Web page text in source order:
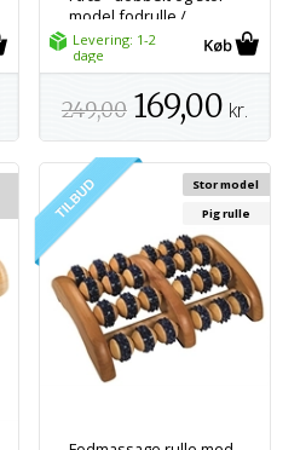
model fodrulle /
Fodmassage rulle - Fra
Croll & Denecke
Levering: 1-2
dage
249,00 169,00 kr.
Stor model
Pig rulle